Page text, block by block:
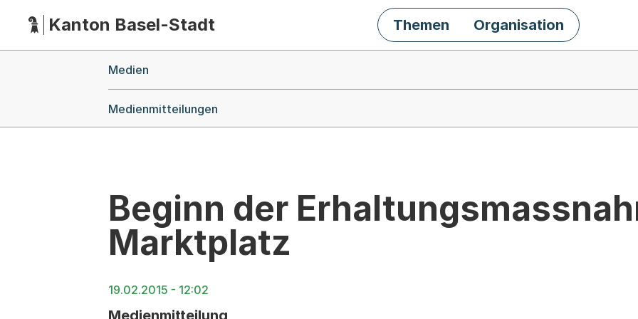
HauptnavigationKanton Basel-Stadt Themen Organisation
Medien
Medienmitteilungen
Beginn der
Marktplatz
19.02.2015 - 12:02
Medienmitteilung